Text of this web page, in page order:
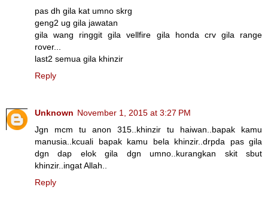
pas dh gila kat umno skrg
geng2 ug gila jawatan
gila wang ringgit gila vellfire gila honda crv gila range
rover...
last2 semua gila khinzir
Reply
Unknown November 1, 2015 at 3:27 PM
Jgn mcm tu anon 315..khinzir tu haiwan..bapak kamu
manusia..kcuali bapak kamu bela khinzir..drpda pas gila
dgn dap elok gila dgn umno..kurangkan skit sbut
khinzir..ingat Allah..
Reply